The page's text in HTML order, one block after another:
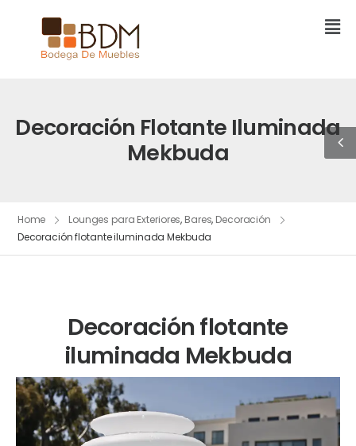
Decoración Flotante Iluminada
Mekbuda
Home Lounges para Exteriores, Bares, Decoración
Decoración flotante iluminada Mekbuda
Decoración flotante
iluminada Mekbuda